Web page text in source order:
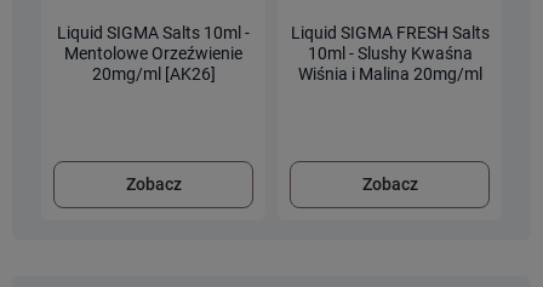
Liquid SIGMA Salts 10ml -
Mentolowe Orzeźwienie
20mg/ml [AK26]
Zobacz
Liquid SIGMA FRESH Salts
10ml - Slushy Kwaśna
Wiśnia i Malina 20mg/ml
Zobacz